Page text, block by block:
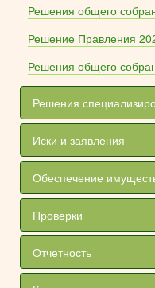
Решения общего
Решение Правления
Решения общего
Решения
Иски и заявления
Обеспечение
Проверки
Отчетность